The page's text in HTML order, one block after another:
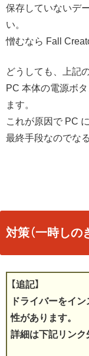
保存していないデ
い。
憎むなら Fall
どうしても、上記
PC 本体の電源ボ
ます。
これが原因で PC
最終手段なのでな
対策（一時しの
【追記】
ドライバーをイ
性があります。
詳細は下記リンク